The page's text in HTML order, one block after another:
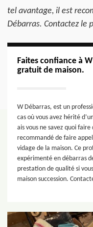
tel avantage, il est
Débarras. Contactez le
Faites confiance à
gratuit de maison.
W Débarras, est un
cas où vous avez hérité
ais vous ne savez quoi
recommandé de faire
vidage de la maison. Ce
expérimenté en débarras
prestation de qualité si
maison succession.